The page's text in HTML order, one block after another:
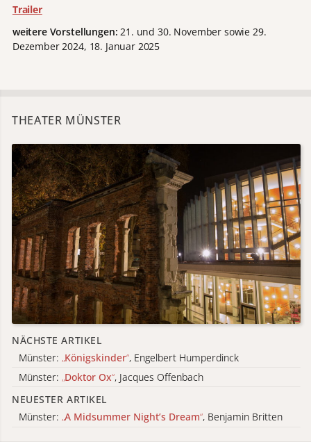
Trailer
weitere Vorstellungen:21. und 30. November sowie 29.
Dezember 2024, 18. Januar 2025
THEATER MÜNSTER
NÄCHSTE ARTIKEL
Münster: „Königskinder“, Engelbert Humperdinck
Münster: „Doktor Ox“, Jacques Offenbach
NEUESTER ARTIKEL
Münster: „A Midsummer Night’s Dream“, Benjamin Britten